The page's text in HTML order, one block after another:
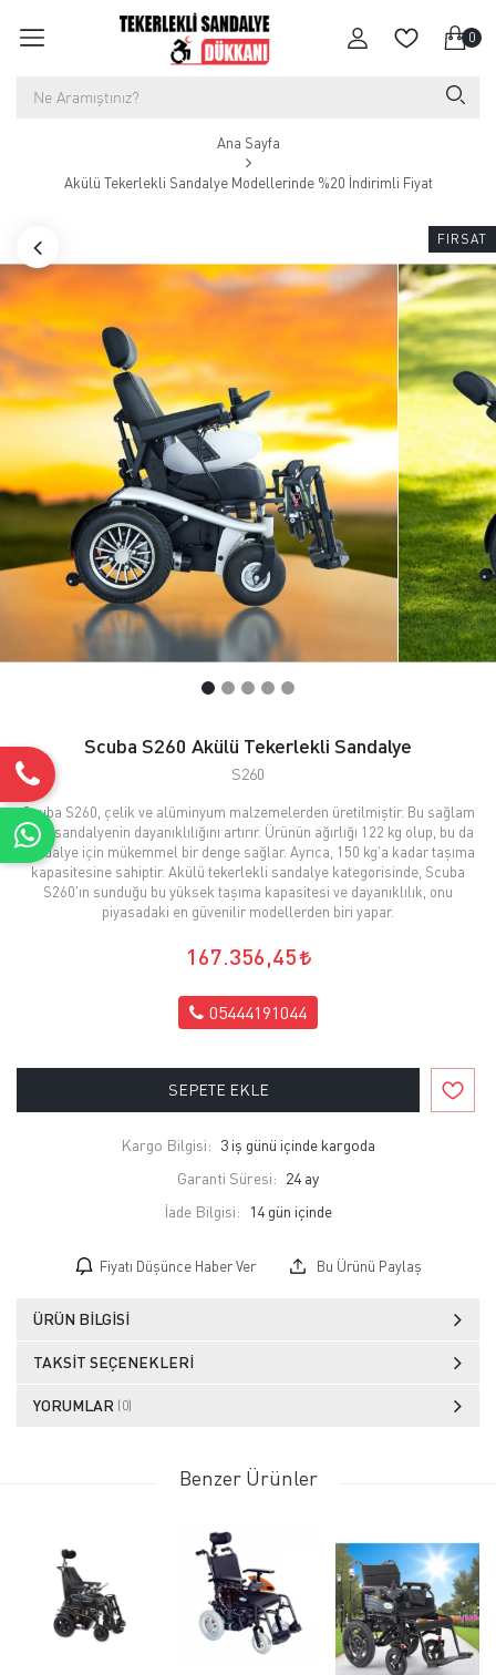
0
Ana Sayfa
Akülü Tekerlekli Sandalye Modellerinde %20 İndirimli Fiyat
FIRSAT
Scuba S260 Akülü Tekerlekli Sandalye
S260
Scuba S260, çelik ve alüminyum malzemelerden üretilmiştir. Bu sağlam
yapı, sandalyenin dayanıklılığını artırır. Ürünün ağırlığı 122 kg olup, bu da
sandalye için mükemmel bir denge sağlar. Ayrıca, 150 kg’a kadar taşıma
kapasitesine sahiptir. Akülü tekerlekli sandalye kategorisinde, Scuba
S260'ın sunduğu bu yüksek taşıma kapasitesi ve dayanıklılık, onu
piyasadaki en güvenilir modellerden biri yapar.
167.356,45
05444191044
SEPETE EKLE
Kargo Bilgisi: 3 iş günü içinde kargoda
Garanti Süresi: 24 ay
İade Bilgisi:
Fiyatı Düşünce Haber Ver Bu Ürünü Paylaş
ÜRÜN BILGISI
TAKSIT SEÇENEKLERI
YORUMLAR (0)
Benzer Ürünler